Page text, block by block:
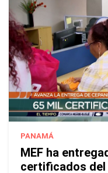
PANAMÁ
MEF ha
certificados del